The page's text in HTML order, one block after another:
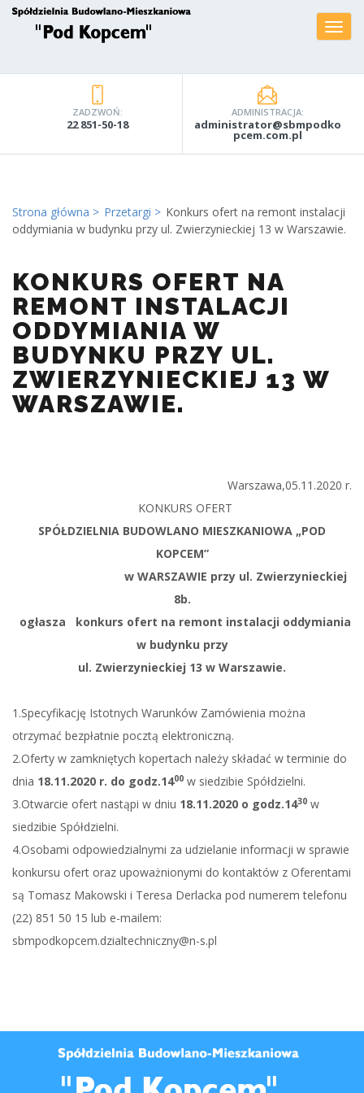
ZADZWOŃ:
22 851-50-18
ADMINISTRACJA:
administrator@sbmpodko
pcem.com.pl
Strona główna Przetargi
Konkurs ofert na remont instalacji
oddymiania w budynku przy ul. Zwierzynieckiej 13 w Warszawie.
KONKURS OFERT NA
REMONT INSTALACJI
ODDYMIANIA W
BUDYNKU PRZY UL.
ZWIERZYNIECKIEJ 13 W
WARSZAWIE.
Warszawa,05.11.2020 r.
KONKURS OFERT
SPÓŁDZIELNIA BUDOWLANO MIESZKANIOWA „POD
KOPCEM”
w WARSZAWIE przy ul. Zwierzynieckiej
8b.
ogłasza konkurs ofert na remont instalacji oddymiania
w budynku przy
ul. Zwierzynieckiej 13 w Warszawie.
1.Specyfikację Istotnych Warunków Zamówienia można
otrzymać bezpłatnie pocztą elektroniczną.
2.Oferty w zamkniętych kopertach należy składać w terminie do
dnia 18.11.2020 r. do godz.1400 w siedzibie Spółdzielni.
3.Otwarcie ofert nastąpi w dniu 18.11.2020 o godz.1430 w
siedzibie Spółdzielni.
4.Osobami odpowiedzialnymi za udzielanie informacji w sprawie
konkursu ofert oraz upoważnionymi do kontaktów z Oferentami
są Tomasz Makowski i Teresa Derlacka pod numerem telefonu
(22) 851 50 15 lub e-mailem:
sbmpodkopcem.dzialtechniczny@n-s.pl